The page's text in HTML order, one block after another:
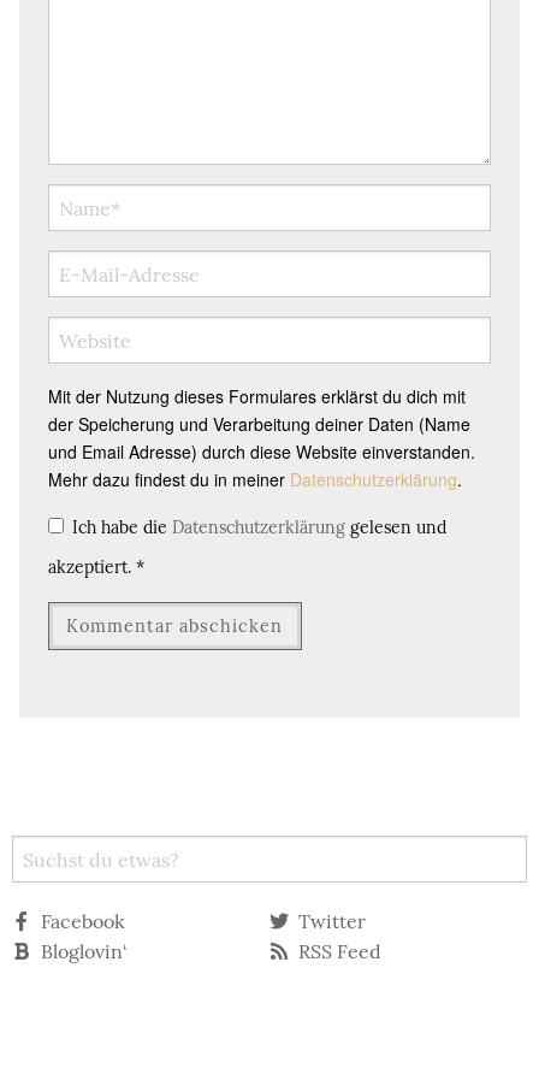
Mit der Nutzung dieses Formulares erklärst du dich mit
der Speicherung und Verarbeitung deiner Daten (Name
und Email Adresse) durch diese Website einverstanden.
Mehr dazu findest du in meiner Datenschutzerklärung.
Ich habe die Datenschutzerklärung gelesen und
akzeptiert. *
Facebook
Twitter
Bloglovin‘
RSS Feed